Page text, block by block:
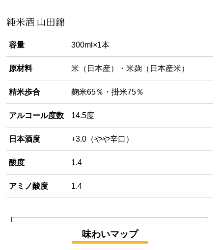
純米酒 山田錦
容量 300ml×1本
原材料 米（日本産）・米麹（日本産米）
精米歩合 麹米65％・掛米75％
アルコール度数 14.5度
日本酒度 +3.0（やや辛口）
酸度 1.4
アミノ酸度 1.4
味わいマップ